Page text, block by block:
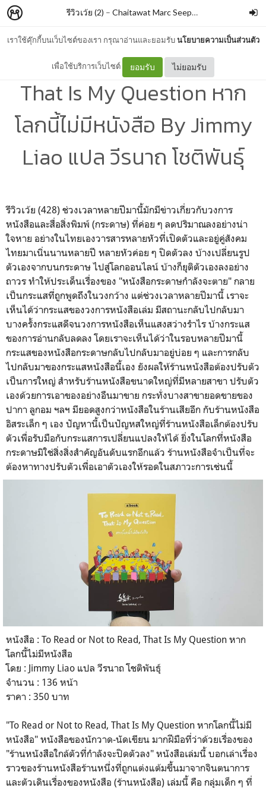
เราใช้คุ๊กกี้บนเว็บไซต์ของเรา กรุณาอ่านและยอมรับนโยบายความเป็นส่วนตัว
เพื่อใช้บริการเว็บไซต์ ยอมรับ ไม่ยอมรับ
รีวิวเว้ย (2) – Chaitawat Marc Seephongsai
To Read or Not to Read,
That Is My Question หาก
โลกนี้ไม่มีหนังสือ By Jimmy
Liao แปล วีรนาถ โชติพันธุ์
รีวิวเว้ย (428) ช่วงเวลาหลายปีมานี้มักมีข่าวเกี่ยวกับวงการ
หนังสือและสื่อสิ่งพิมพ์ (กระดาษ) ที่ค่อย ๆ ลดปริมาณลงอย่างน่า
ใจหาย อย่างในไทยเองวารสารหลายหัวที่เปิดตัวและอยู่คู่สังคม
ไทยมาเนิ่นนานหลายปี หลายหัวค่อย ๆ ปิดตัวลง บ้างเปลี่ยนรูป
ตัวเองจากบนกระดาษ ไปสู่โลกออนไลน์ บ้างก็ยุติตัวเองลงอย่าง
ถาวร ทำให้ประเด็นเรื่องของ "หนังสือกระดาษกำลังจะตาย" กลาย
เป็นกระแสที่ถูกพูดถึงในวงกว้าง แต่ช่วงเวลาหลายปีมานี้ เราจะ
เห็นได้ว่ากระแสของวงการหนังสือเล่ม มีสถานะกลับไปกลับมา
บางครั้งกระแสดีจนวงการหนังสือเห็นแสงสว่างรำไร บ้างกระแส
ของการอ่านกลับลดลง โดยเราจะเห็นได้ว่าในรอบหลายปีมานี้
กระแสของหนังสือกระดาษกลับไปกลับมาอยู่บ่อย ๆ และการกลับ
ไปกลับมาของกระแสหนังสือนี้เอง ยังผลให้ร้านหนังสือต้องปรับตัว
เป็นการใหญ่ สำหรับร้านหนังสือขนาดใหญ่ที่มีหลายสาขา ปรับตัว
เองด้วยการเอาของอย่างอืนมาขาย กระทั่งบางสาขายอดขายของ
ปากา ลูกอม ฯลฯ มียอดสูงกว่าหนังสือในร้านเสียอีก กับร้านหนังสือ
อิสระเล็ก ๆ เอง ปัญหานี้เป็นปัญหสใหญ่ที่ร้านหนังสือเล็กต้องปรับ
ตัวเพื่อรับมือกับกระแสการเปลี่ยนแปลงให้ได้ ยิ่งในโลกที่หนังสือ
กระดาษมิใช่สิ่งสิ่งสำคัญอันดับแรกอีกแล้ว ร้านหนังสือจำเป็นที่จะ
ต้องหาทางปรับตัวเพื่อเอาตัวเองให้รอดในสภาวะการเช่นนี้
หนังสือ : To Read or Not to Read, That Is My Question หาก
โลกนี้ไม่มีหนังสือ
โดย : Jimmy Liao แปล วีรนาถ โชติพันธุ์
จำนวน : 136 หน้า
ราคา : 350 บาท
"To Read or Not to Read, That Is My Question หากโลกนี้ไม่มี
หนังสือ" หนังสือของนักวาด-นัดเขียน มากฝีมือที่ว่าด้วยเรื่องของ
"ร้านหนังสือใกล้ตัวที่กำลังจะปิดตัวลง" หนังสือเล่มนี้ บอกเล่าเรื่อง
ราวของร้านหนังสือร้านหนึ่งที่ถูกแต่งแต้มขึ้นมาจากจินตนาการ
และตัวเดินเรื่องของหนังสือ (ร้านหนังสือ) เล่มนี้ คือ กลุ่มเด็ก ๆ ที่